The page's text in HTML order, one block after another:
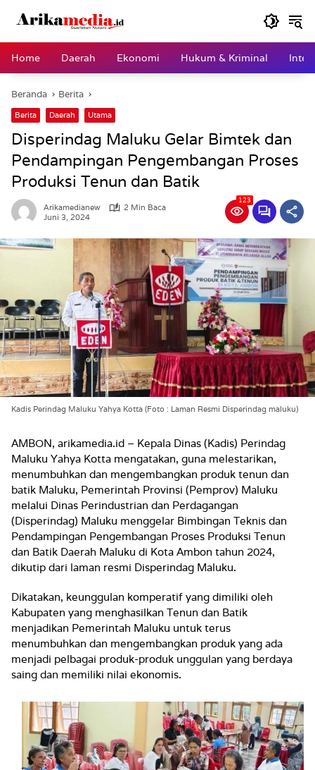
Home
Daerah Ekonomi Hukum & Kriminal
Beranda Berita
Berita Daerah Utama
Disperindag Maluku Gelar Bimtek dan
Pendampingan Pengembangan Proses
Produksi Tenun dan Batik
Arikamedianew
2 Min Baca
Juni 3, 2024
123
Kadis Perindag Maluku Yahya Kotta (Foto : Laman Resmi Disperindag maluku)
AMBON, arikamedia.id – Kepala Dinas (Kadis) Perindag
Maluku Yahya Kotta mengatakan, guna melestarikan,
menumbuhkan dan mengembangkan produk tenun dan
batik Maluku, Pemerintah Provinsi (Pemprov) Maluku
melalui Dinas Perindustrian dan Perdagangan
(Disperindag) Maluku menggelar Bimbingan Teknis dan
Pendampingan Pengembangan Proses Produksi Tenun
dan Batik Daerah Maluku di Kota Ambon tahun 2024,
dikutip dari laman resmi Disperindag Maluku.
Dikatakan, keunggulan komperatif yang dimiliki oleh
Kabupaten yang menghasilkan Tenun dan Batik
menjadikan Pemerintah Maluku untuk terus
menumbuhkan dan mengembangkan produk yang ada
menjadi pelbagai produk-produk unggulan yang berdaya
saing dan memiliki nilai ekonomis.